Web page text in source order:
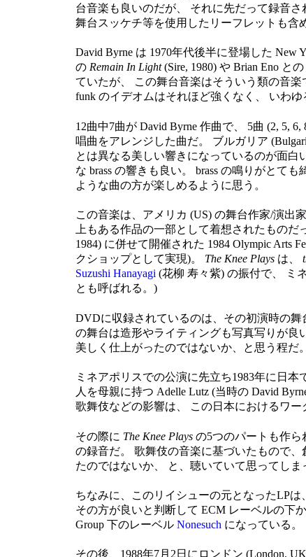
台音楽も良いのだが、 それに先だって録音
舞台スッケチ等を使用したリーフレットも含
David Byrne は 1970年代後半に登場した New
の Remain In Light(Sire, 1980) や Brian Eno との
ていたが、 この舞台音楽はそういう類の音楽
funk のイデオムはそれほど強くなく、 いわ
12曲中7曲が David Byrne 作曲で、 5曲 (2, 5,
唱曲をアレンジした曲だ。 ブルガリア
とは異なる美しい響きになっているのが面白
な brass の響きも良い。 brass の鳴りがとて
ような曲の方が楽しめるように思う。
この音楽は、アメリカ (US) の舞台作家/演出家
上もある作品の一部として着想されたものだ
1984) に併せて開催された 1984 Olympic Arts
クショップとして実現)。 The Knee Playsは、
Suzushi Hanayagi (花柳 寿々紫) の振付で、 ミ
とも呼ばれる。)
DVDに収録されているのは、その初演時の舞
の舞台は造形やライティングも写真写りが良
美しく仕上がったのではないか、と思う程だ。
ミネアポリスでの公演に先立ち1983年に日本
人を母親に持つ Adelle Lutz (当時の David
歌舞伎などの影響は、 この日本におけるワー
その際に The Knee Playsの5つのパートも作ら
の録音だ。 歌舞伎の音楽に基づいたもので
たのではないか、 と、聴いていて思ってしま
ちなみに、このリイシューの元となったLPは
その方が良いと判断して ECM レーベルの下
Group 下のレーベル Nonesuch になっている。
その後、1988年7月2日にロンドン (London,